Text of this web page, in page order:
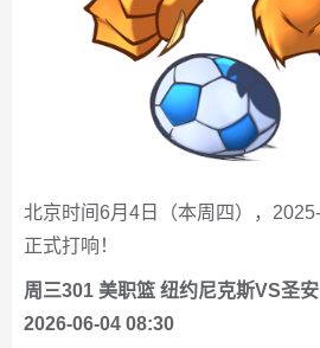
北京时间6月4日（本周四），
正式打响！
周三301 美职篮 纽约尼克斯VS圣安
2026-06-04 08:30